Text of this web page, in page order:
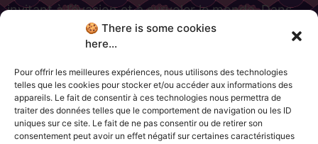
🍪 There is some cookies
here...
Pour offrir les meilleures expériences, nous utilisons des technologies
telles que les cookies pour stocker et/ou accéder aux informations des
appareils. Le fait de consentir à ces technologies nous permettra de
traiter des données telles que le comportement de navigation ou les ID
uniques sur ce site. Le fait de ne pas consentir ou de retirer son
consentement peut avoir un effet négatif sur certaines caractéristiques
invitant à l’évasion et à survoler le monde. Dans
Charte Jam’in Jette
Qui sommes-nous ?